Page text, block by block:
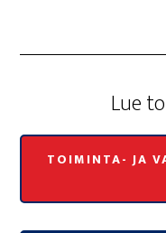
Lue
TOIMINTA- JA